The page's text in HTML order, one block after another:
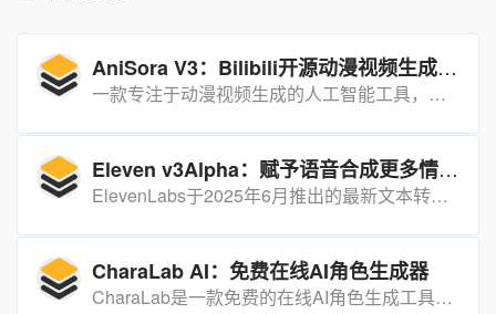
AniSora V3：Bilibili开源动漫视频生成模型，助力动漫创作新时代
一款专注于动漫视频生成的人工智能工具，旨在通过优化生成质量、动作流畅度和风格多样性，为动漫、漫画及VTuber内容创作者提供更强大的创作支持。
Eleven v3Alpha：赋予语音合成更多情感与表现力
ElevenLabs于2025年6月推出的最新文本转语音（TTS）模型的Alpha版本，被誉为“地表最强”的TTS模型。
CharaLab AI：免费在线AI角色生成器
CharaLab是一款免费的在线AI角色生成工具，能够根据用户输入的文字描述或上传的照片生成各种风格的AI角色，满足创作者在故事、游戏或个人项目中的角色设计需求。